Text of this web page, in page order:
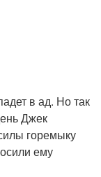
в ад. Но так
Джек
горемыку
ему